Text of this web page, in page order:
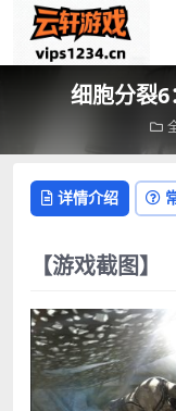
细胞分裂
详情介绍
【游戏截图】